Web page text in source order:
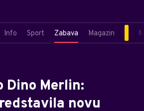
Info Sport Zabava Magazin
Dino Merlin:
novu